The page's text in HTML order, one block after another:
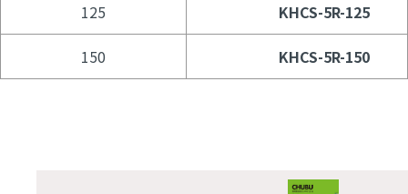
125 KHCS-5R-125
150 KHCS-5R-150